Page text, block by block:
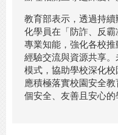
教育部表示，透過持
化學員在「防詐、反
專業知能，強化各校
經驗交流與資源共享
模式，協助學校深化
應積極落實校園安全
個安全、友善且安心的